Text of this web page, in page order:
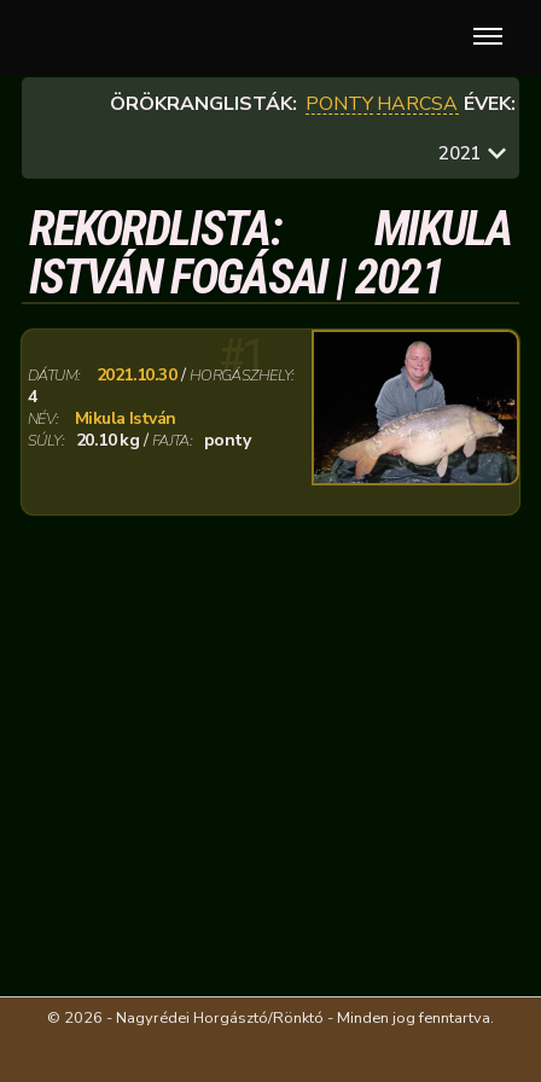
ÖRÖKRANGLISTÁK: PONTYHARCSA ÉVEK:
2021
REKORDLISTA: MIKULA
ISTVÁN FOGÁSAI | 2021
#1
DÁTUM: 2021.10.30/HORGÁSZHELY:
4
NÉV: Mikula István
SÚLY: 20.10 kg /FAJTA: ponty
© 2026 - Nagyrédei Horgásztó/Rönktó - Minden jog fenntartva.